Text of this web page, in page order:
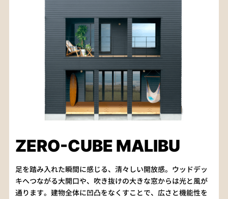
ZERO-CUBE MALIBU
足を踏み入れた瞬間に感じる、清々しい開放感。ウッドデッ
キへつながる大開口や、吹き抜けの大きな窓からは光と風が
通ります。建物全体に凹凸をなくすことで、広さと機能性を